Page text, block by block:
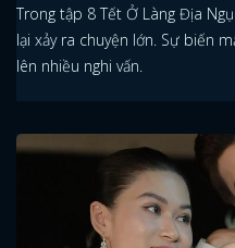
Trong tập 8 Tết Ở Làng Địa
lại xảy ra chuyện lớn. Sự biến
lên nhiều nghi vấn.